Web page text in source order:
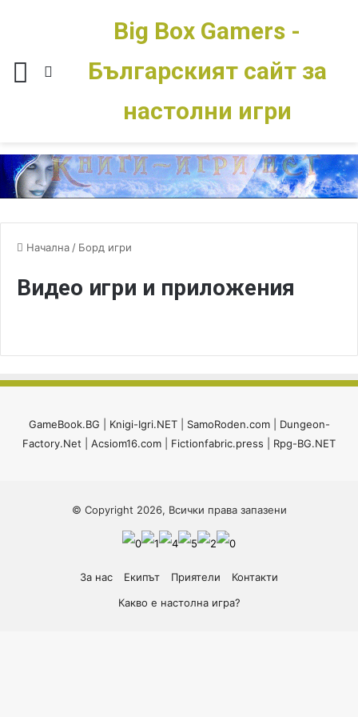
Меню Switch skin
Big Box Gamers -
Българският сайт за
настолни игри
Начална/ Борд игри
Видео игри и приложения
GameBook.BG Knigi-Igri.NET| SamoRoden.com| Dungeon-
Factory.Net
Acsiom16.com Fictionfabric.press Rpg-BG.NET
© Copyright 2026, Всички права запазени
За нас Екипът Приятели
Контакти
Какво е настолна игра?